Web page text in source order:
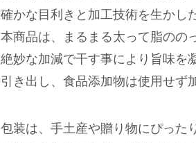
確かな目利きと加工技術を生かし
本商品は、まるまる太って脂のの
絶妙な加減で干す事により旨味を
引き出し、食品添加物は使用せず
包装は、手土産や贈り物にぴった